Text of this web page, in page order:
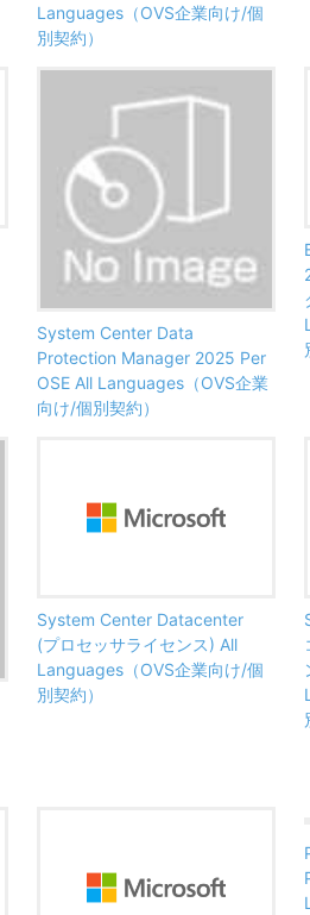
Languages（OVS企業向け/個
別契約）
System Center Data
Protection Manager 2025 Per
OSE All Languages（OVS企業
向け/個別契約）
System Center Datacenter
(プロセッサライセンス) All
Languages（OVS企業向け/個
別契約）